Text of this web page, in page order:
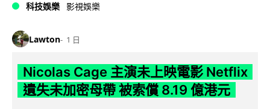
科技娛樂 影視娛樂
Lawton 1 日
Nicolas Cage 主演未上映電影 Netflix
遺失未加密母帶 被索償 8.19 億港元